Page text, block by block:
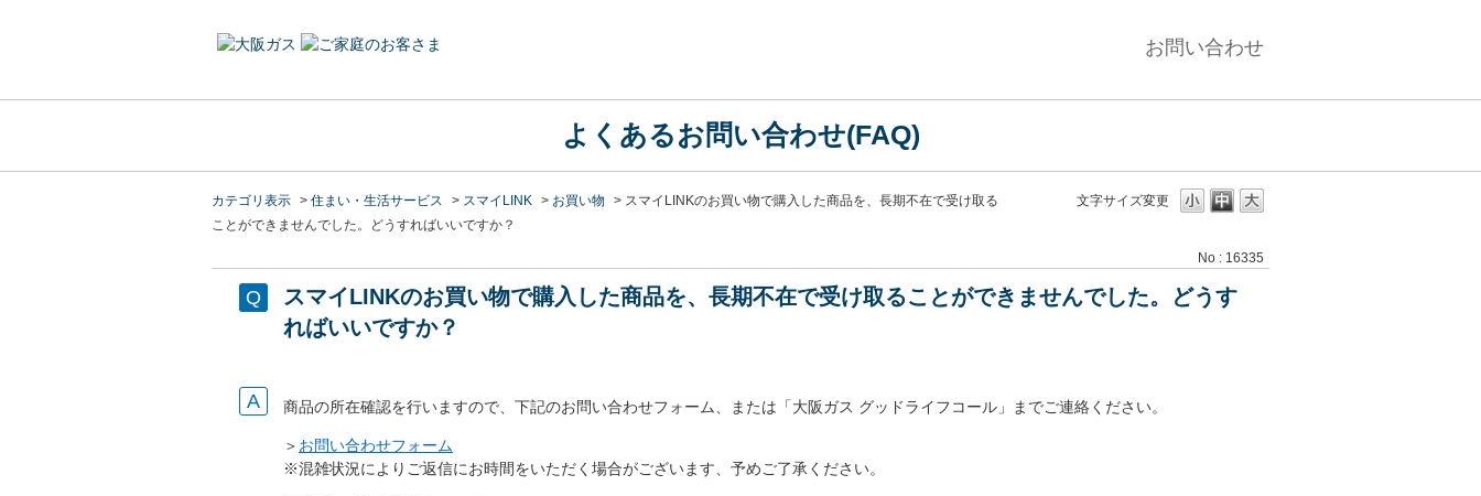
お問い合わせ
よくあるお問い合わせ(FAQ)
文字サイズ変更
カテゴリ表示 > 住まい・生活サービス > スマイLINK > お買い物 > スマイLINKのお買い物で購入した商品を、長期不在で受け取る
ことができませんでした。どうすればいいですか？
No : 16335
スマイLINKのお買い物で購入した商品を、長期不在で受け取ることができませんでした。どうす
ればいいですか？
商品の所在確認を行いますので、下記のお問い合わせフォーム、または「大阪ガス グッドライフコール」までご連絡ください。
＞ お問い合わせフォーム
※混雑状況によりご返信にお時間をいただく場合がございます、予めご了承ください。